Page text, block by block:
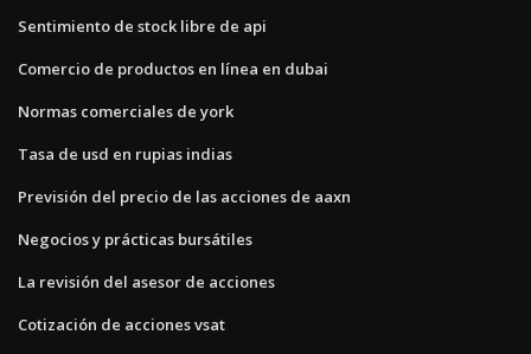
Sentimiento de stock libre de api
Comercio de productos en línea en dubai
Normas comerciales de york
Tasa de usd en rupias indias
Previsión del precio de las acciones de aaxn
Negocios y prácticas bursátiles
La revisión del asesor de acciones
Cotización de acciones vsat